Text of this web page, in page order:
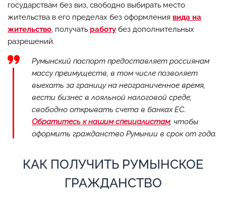
государствам без виз, свободно выбирать место
жительства в его пределах без оформления вида на
жительство, получать работу без дополнительных
разрешений.
Румынский паспорт предоставляет россиянам
массу преимуществ, в том числе позволяет
выехать за границу на неограниченное время,
вести бизнес в лояльной налоговой среде,
свободно открывать счета в банках ЕС.
Обратитесь к нашим специалистам, чтобы
оформить гражданство Румынии в срок от года.
КАК ПОЛУЧИТЬ РУМЫНСКОЕ
ГРАЖДАНСТВО